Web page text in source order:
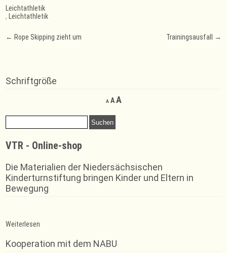
Leichtathletik
, Leichtathletik
Post
← Rope Skipping zieht um Trainingsausfall →
Schriftgröße
A
Decrease
font
AReset
size.
AIncrease
Suchen
nach:
VTR - Online-shop
Die Materialien der Niedersächsischen
Kinderturnstiftung bringen Kinder und Eltern in
Bewegung
Weiterlesen
Kreismeistertitel
für
Kooperation mit dem NABU